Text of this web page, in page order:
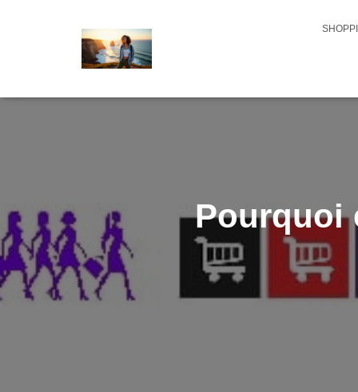
Pourquoi